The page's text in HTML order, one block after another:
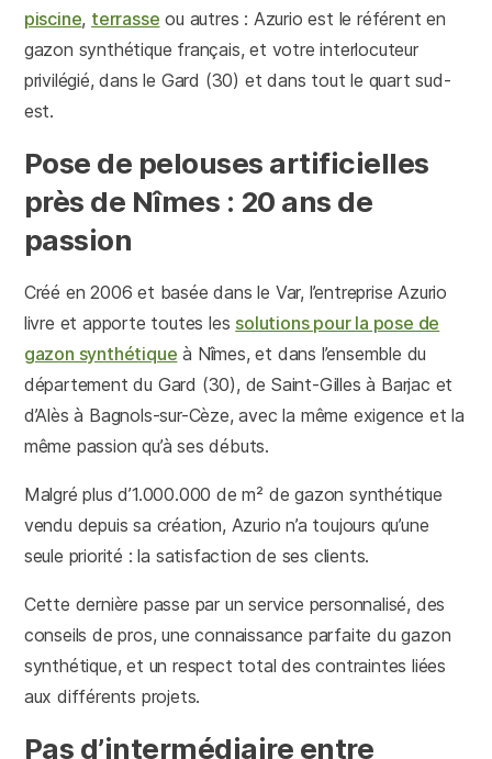
piscine, terrasse ou autres : Azurio est le référent en
gazon synthétique français, et votre interlocuteur
privilégié, dans le Gard (30) et dans tout le quart sud-
est.
Pose de pelouses artificielles
près de Nîmes : 20 ans de
passion
Créé en 2006 et basée dans le Var, l’entreprise Azurio
livre et apporte toutes les solutions pour la pose de
gazon synthétique à Nîmes, et dans l’ensemble du
département du Gard (30), de Saint-Gilles à Barjac et
d’Alès à Bagnols-sur-Cèze, avec la même exigence et la
même passion qu’à ses débuts.
Malgré plus d’1.000.000 de m² de gazon synthétique
vendu depuis sa création, Azurio n’a toujours qu’une
seule priorité : la satisfaction de ses clients.
Cette dernière passe par un service personnalisé, des
conseils de pros, une connaissance parfaite du gazon
synthétique, et un respect total des contraintes liées
aux différents projets.
Pas d’intermédiaire entre